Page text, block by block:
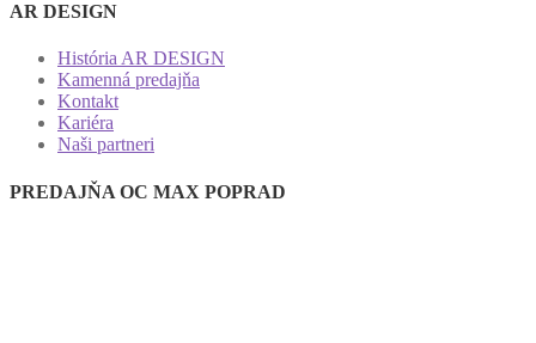
AR DESIGN
História AR DESIGN
Kamenná predajňa
Kontakt
Kariéra
Naši partneri
PREDAJŇA OC MAX POPRAD